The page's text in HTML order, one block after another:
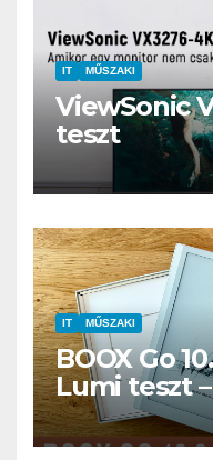
IT MŰSZAKI
ViewSonic
teszt
IT MŰSZAKI
BOOX Go
Lumi teszt
családi